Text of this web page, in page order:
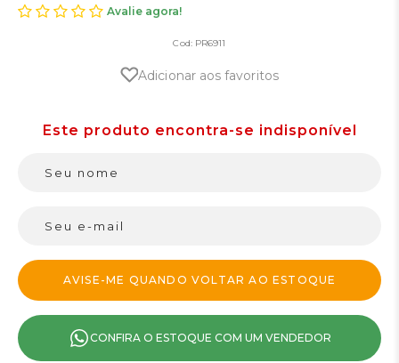
Avalie agora!
Cod: PR6911
Adicionar aos favoritos
CONFIRA O ESTOQUE COM UM VENDEDOR